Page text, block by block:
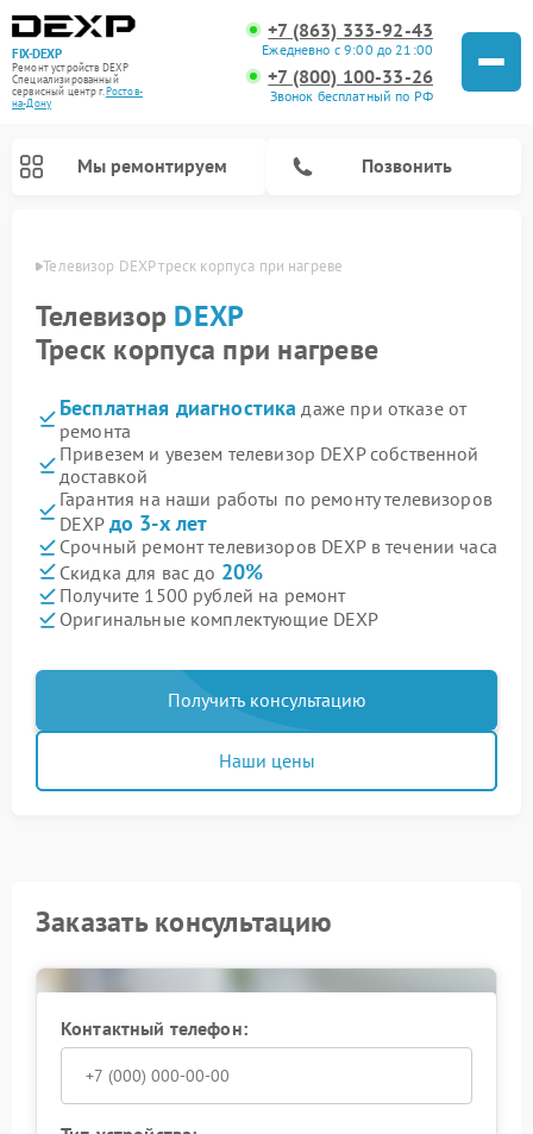
FIX-DEXP
Ремонт устройств DEXP
Специализированный
cервисный центр г.Ростов-
на-Дону
+7 (863) 333-92-43
Ежедневно с 9:00 до 21:00
+7 (800) 100-33-26
Звонок бесплатный по РФ
Мы ремонтируем Позвонить
Дону Телевизор DEXP треск корпуса при нагреве
Телевизор DEXP
Треск корпуса при нагреве
Бесплатная диагностика даже при отказе от
ремонта
Привезем и увезем телевизор DEXP собственной
доставкой
Гарантия на наши работы по ремонту телевизоров
DEXP до 3-х лет
Срочный ремонт телевизоров DEXP в течении часа
Скидка для вас до 20%
Получите 1500 рублей на ремонт
Оригинальные комплектующие DEXP
Получить консультацию
Наши цены
Заказать консультацию
Контактный телефон: